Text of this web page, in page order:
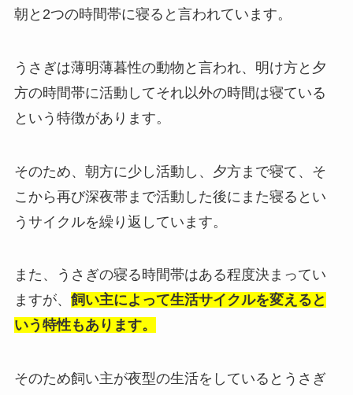
朝と2つの時間帯に寝ると言われています。
うさぎは薄明薄暮性の動物と言われ、明け方と夕
方の時間帯に活動してそれ以外の時間は寝ている
という特徴があります。
そのため、朝方に少し活動し、夕方まで寝て、そ
こから再び深夜帯まで活動した後にまた寝るとい
うサイクルを繰り返しています。
また、うさぎの寝る時間帯はある程度決まってい
ますが、 飼い主によって生活サイクルを変えると
いう特性もあります。
そのため飼い主が夜型の生活をしているとうさぎ